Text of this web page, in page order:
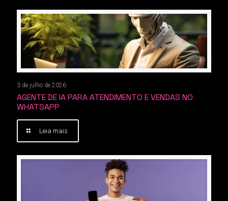
3 de julho de 2026
AGENTE DE IA PARA ATENDIMENTO E VENDAS NO
WHATSAPP
Leia mais